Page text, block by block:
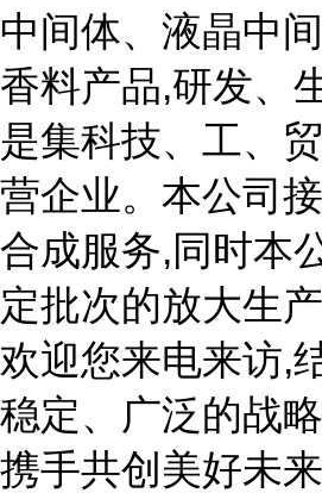
中间体、液晶中
香料产品,研发、
是集科技、工、
营企业。本公司
合成服务,同时本
定批次的放大生
欢迎您来电来访,
稳定、广泛的战
携手共创美好未